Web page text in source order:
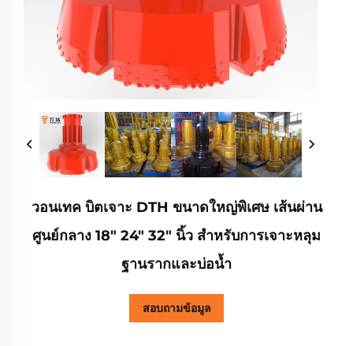
วอนเทค บิตเจาะ DTH ขนาดใหญ่พิเศษ เส้นผ่าน
ศูนย์กลาง 18" 24" 32" นิ้ว สำหรับการเจาะหลุม
ฐานรากและบ่อน้ำ
สอบถามข้อมูล